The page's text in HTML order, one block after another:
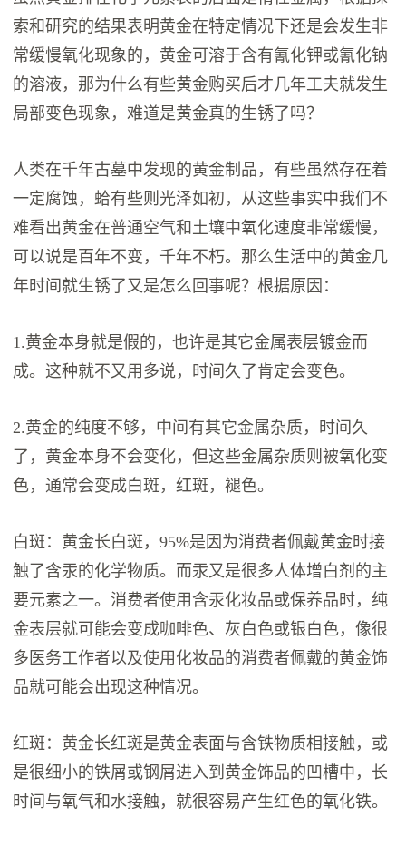
索和研究的结果表明黄金在特定情况下还是会发生非
常缓慢氧化现象的，黄金可溶于含有氰化钾或氰化钠
的溶液，那为什么有些黄金购买后才几年工夫就发生
局部变色现象，难道是黄金真的生锈了吗？
人类在千年古墓中发现的黄金制品，有些虽然存在着
一定腐蚀，蛤有些则光泽如初，从这些事实中我们不
难看出黄金在普通空气和土壤中氧化速度非常缓慢，
可以说是百年不变，千年不朽。那么生活中的黄金几
年时间就生锈了又是怎么回事呢？根据原因：
1.黄金本身就是假的，也许是其它金属表层镀金而
成。这种就不又用多说，时间久了肯定会变色。
2.黄金的纯度不够，中间有其它金属杂质，时间久
了，黄金本身不会变化，但这些金属杂质则被氧化变
色，通常会变成白斑，红斑，褪色。
白斑：黄金长白斑，95%是因为消费者佩戴黄金时接
触了含汞的化学物质。而汞又是很多人体增白剂的主
要元素之一。消费者使用含汞化妆品或保养品时，纯
金表层就可能会变成咖啡色、灰白色或银白色，像很
多医务工作者以及使用化妆品的消费者佩戴的黄金饰
品就可能会出现这种情况。
红斑：黄金长红斑是黄金表面与含铁物质相接触，或
是很细小的铁屑或钢屑进入到黄金饰品的凹槽中，长
时间与氧气和水接触，就很容易产生红色的氧化铁。